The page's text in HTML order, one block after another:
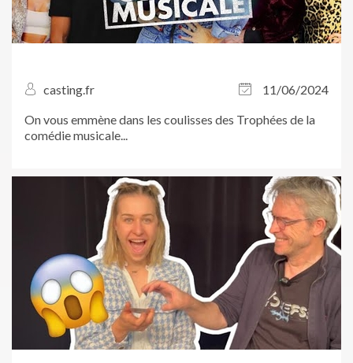
casting.fr
11/06/2024
On vous emmène dans les coulisses des Trophées de la
comédie musicale...